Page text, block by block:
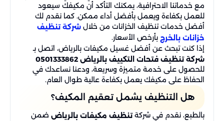
مع خدماتنا الاحترافية، يمكنك التأكد أن مكيفك سيعود
للعمل بكفاءة ويعمل بأفضل أداء ممكن. كما نقدم لك
أفضل خدمات تنظيف الخزانات من خلال شركة تنظيف
خزانات بالخرج بأرخص الأسعار.
إذا كنت تبحث عن أفضل غسيل مكيفات بالرياض، اتصل بـ
شركة تنظيف فتحات التكييف بالرياض 0501333862
للحصول على خدمة متميزة وسريعة، ودعنا نساعدك في
الحفاظ على مكيفك يعمل بكفاءة عالية طوال العام.
هل التنظيف يشمل تعقيم المكيف؟
بالطبع، نقدم في شركةتنظيف مكيفات بالرياض ضمن